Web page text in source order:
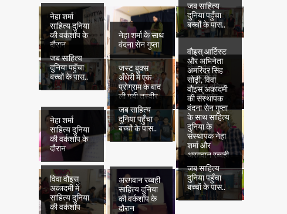
नेहा शर्मा
साहित्य दुनिया
की वर्कशॉप के
दौरान
नेहा शर्मा के साथ
वंदना सेन गुप्ता
जब साहित्य
दुनिया पहुँचा
बच्चों के पास..
जब साहित्य
दुनिया पहुँचा
बच्चों के पास..
जस्ट बुक्स
अँधेरी में एक
प्रोग्राम के बाद
ली गयी तस्वीर
विवा वौइस्
अकादमी में
साहित्य दुनिया
की वर्कशॉप
नेहा शर्मा
साहित्य दुनिया
की वर्कशॉप के
दौरान
जब साहित्य
दुनिया पहुँचा
बच्चों के पास..
वौइस् आर्टिस्ट
और अभिनेता
अमरिंदर सिंह
सोढ़ी, विवा
वौइस् अकादमी
की संस्थापक
वंदना सेन गुप्ता
के साथ साहित्य
दुनिया के
संस्थापक नेहा
शर्मा और
अरग़वान रब्बही
विवा वौइस्
अकादमी में
साहित्य दुनिया
की वर्कशॉप
अरग़वान रब्बही
साहित्य दुनिया
की वर्कशॉप के
दौरान
जब साहित्य
दुनिया पहुँचा
बच्चों के पास..